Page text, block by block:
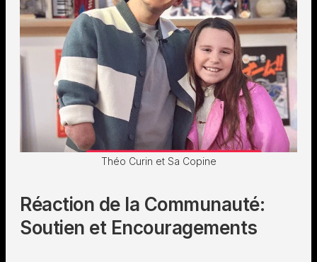
Théo Curin et Sa Copine
Réaction de la Communauté:
Soutien et Encouragements